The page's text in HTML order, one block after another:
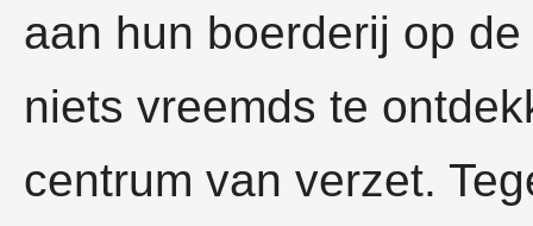
aan hun boerderij op
niets vreemds te
centrum van verzet.